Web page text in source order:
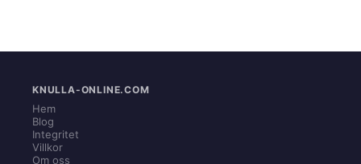
KNULLA-ONLINE.COM
Hem
Blog
Integritet
Villkor
Om oss